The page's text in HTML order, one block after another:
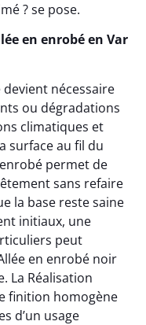
? se pose.
en enrobé en Var
nécessaire
ou dégradations
climatiques et
surface au fil du
permet de
sans refaire
la base reste saine
initiaux, une
peut
en enrobé noir
La Réalisation
finition homogène
d’un usage